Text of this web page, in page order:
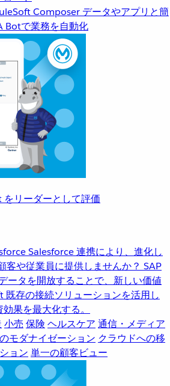
Composer データやアプリと簡
Botで業務を自動化
リーダーとして評価
Salesforce 連携により、進化し
客や従業員に提供しませんか？ SAP
ータを開放することで、新しい価値
既存の接続ソリューションを活用し
果を最大化する。
小売 保険 ヘルスケア 通信・メディア
モダナイゼーション クラウドへの移
ョン 単一の顧客ビュー